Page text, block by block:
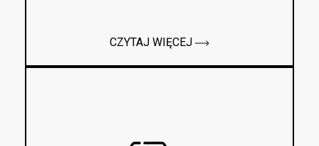
CZYTAJ WIĘCEJ